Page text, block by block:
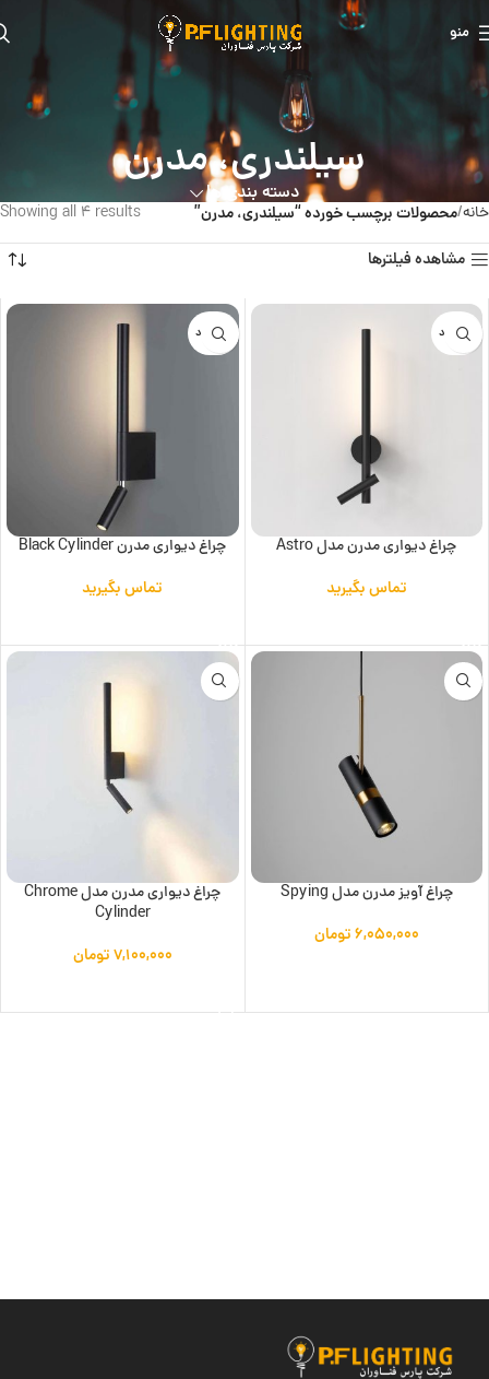
منو
سیلندری، مدرن
دسته بندی ها
خانه محصولات برچسب خورده “سیلندری، مدرن” Showing all 4 results
مشاهده فیلترها
ناموجود
چراغ دیواری مدرن مدل Astro
تماس بگیرید
ناموجود
چراغ دیواری مدرن Black Cylinder
تماس بگیرید
چراغ آویز مدرن مدل Spying
۶,۰۵۰,۰۰۰تومان
چراغ دیواری مدرن مدل Chrome
Cylinder
۷,۱۰۰,۰۰۰تومان